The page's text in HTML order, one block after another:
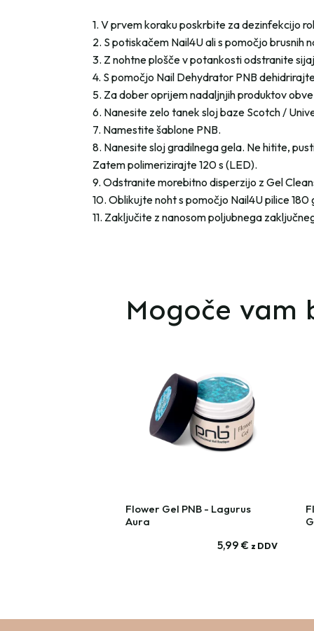
1. V prvem koraku poskrbite za dezinfekcijo
2. S potiskačem Nail4U ali s pomočjo
3. Z nohtne plošče v potankosti odstranite
4. S pomočjo Nail Dehydrator PNB
5. Za dober oprijem nadaljnjih produktov
6. Nanesite zelo tanek sloj baze Scotch /
7. Namestite šablone PNB.
8. Nanesite sloj gradilnega gela. Ne hitite,
Zatem polimerizirajte 120 s (LED).
9. Odstranite morebitno disperzijo z Gel
10. Oblikujte noht s pomočjo Nail4U pilice
11. Zaključite z nanosom poljubnega
Mogoče vam
Flower Gel PNB - Lagurus
Aura
5,99 € z DDV